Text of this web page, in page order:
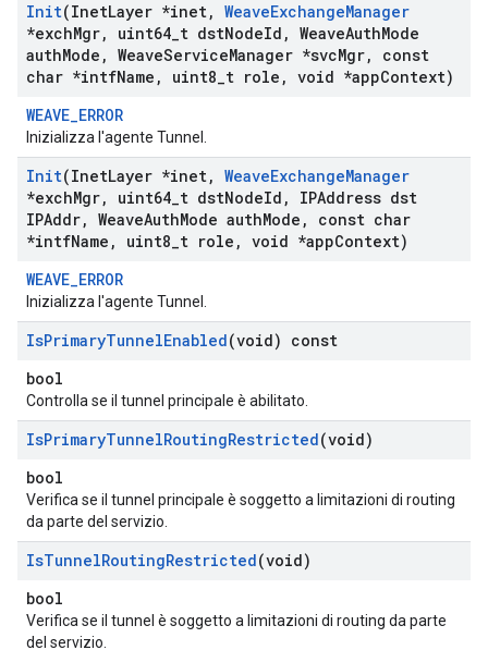
Init(InetLayer *inet, WeaveExchangeManager
*exchMgr, uint64 t dstNodeId , WeaveAuthMode
authMode , WeaveServiceManager *svcMgr,
const
char *intfName , uint8 t role , void *appContext)
WEAVE_ERROR
Inizializza l'agente Tunnel.
Init(InetLayer *inet, WeaveExchangeManager
*exchMgr, uint64 t dstNodeId ,
IPAddress dst
IPAddr, WeaveAuthMode authMode ,
const char
*intfName , uint8 t role , void *appContext)
WEAVE_ERROR
Inizializza l'agente Tunnel.
IsPrimaryTunnelEnabled(void) const
bool
Controlla se il tunnel principale è abilitato.
IsPrimaryTunnelRoutingRestricted(void)
bool
Verifica se il tunnel principale è soggetto a limitazioni di routing
da parte del servizio.
IsTunnelRoutingRestricted(void)
bool
Verifica se il tunnel è soggetto a limitazioni di routing da parte
del servizio.